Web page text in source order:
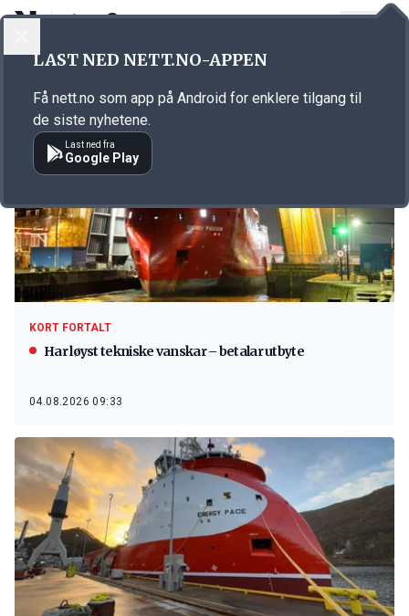
Emne: offshore
KORT FORTALT
Har løyst tekniske vanskar – betalar utbyte
04.08.2026 09:33
LAST NED NETT.NO-APPEN
Få nett.no som app på Android for enklere tilgang til
de siste nyhetene.
Last ned fra
Google Play